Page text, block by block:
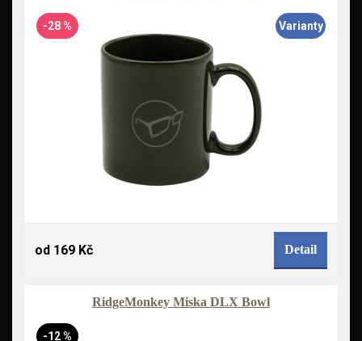
-28 % Varianty
od 169 Kč Detail
RidgeMonkey Miska DLX Bowl
-12 %